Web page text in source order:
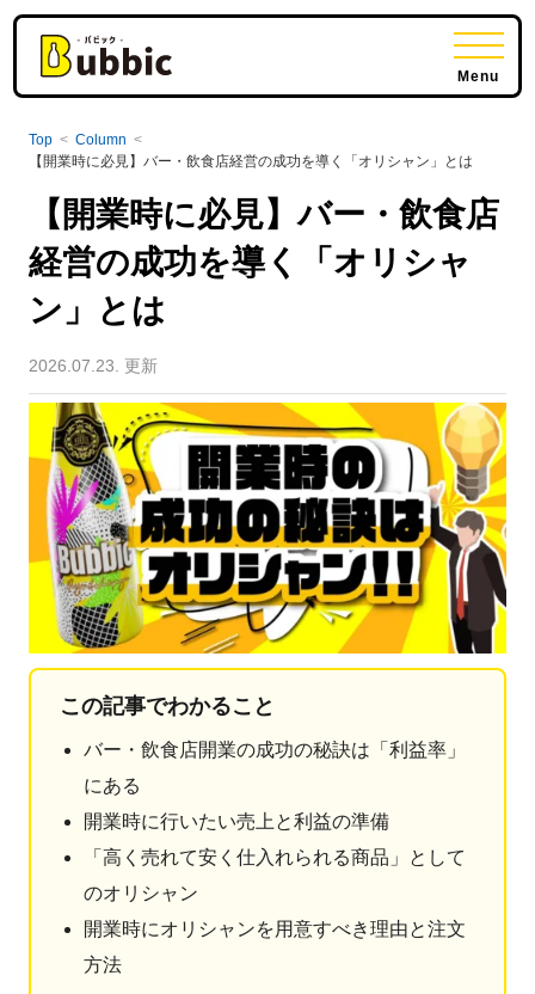
Menu
Top < Column <
【開業時に必見】バー・飲食店経営の成功を導く「オリシャン」とは
【開業時に必見】バー・飲食店
経営の成功を導く「オリシャ
ン」とは
2026.07.23. 更新
この記事でわかること
バー・飲食店開業の成功の秘訣は「利益率」
にある
開業時に行いたい売上と利益の準備
「高く売れて安く仕入れられる商品」として
のオリシャン
開業時にオリシャンを用意すべき理由と注文
方法